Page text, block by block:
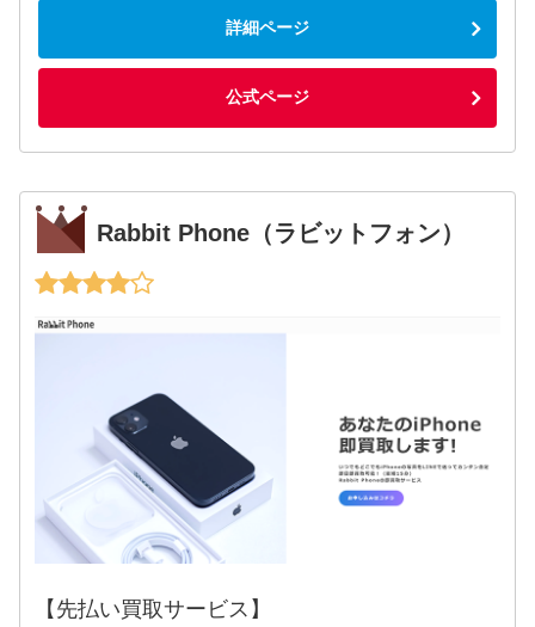
詳細ページ
公式ページ
Rabbit Phone（ラビットフォン）
【先払い買取サービス】